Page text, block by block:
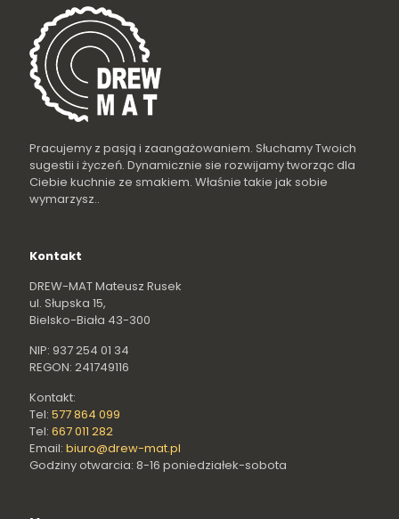
Pracujemy z pasją i zaangażowaniem. Słuchamy Twoich
sugestii i życzeń. Dynamicznie sie rozwijamy tworząc dla
Ciebie kuchnie ze smakiem. Właśnie takie jak sobie
wymarzysz..
Kontakt
DREW-MAT Mateusz Rusek
ul. Słupska 15,
Bielsko-Biała 43-300
NIP: 937 254 01 34
REGON: 241749116
Kontakt:
Tel: 577 864 099
Tel: 667 011 282
Email: biuro@drew-mat.pl
Godziny otwarcia: 8-16 poniedziałek-sobota